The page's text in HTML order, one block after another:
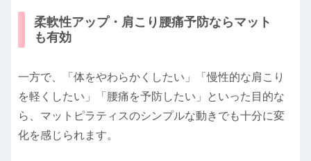
柔軟性アップ・肩こり腰痛予防ならマット
も有効
一方で、「体をやわらかくしたい」「慢性的な肩こり
を軽くしたい」「腰痛を予防したい」といった目的な
ら、マットピラティスのシンプルな動きでも十分に変
化を感じられます。